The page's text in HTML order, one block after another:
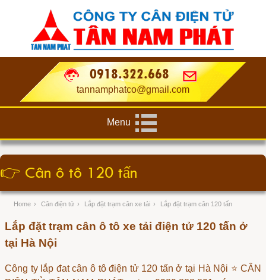
0918.322.668
tannamphatco@gmail.com
Menu
👉 Cân ô tô 120 tấn
Home › Cân điện tử › Lắp đặt trạm cân xe tải › Lắp đặt trạm cân 120 tấn
Lắp đặt trạm cân ô tô xe tải điện tử 120 tấn ở
tại Hà Nội
Công ty lắp đat cân ô tô điện tử 120 tấn ở tại Hà Nội ⭐ CÂN